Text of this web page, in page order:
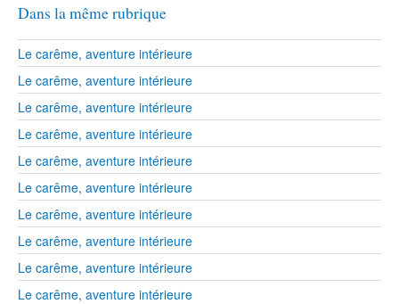
Dans la même rubrique
Le carême, aventure intérieure
Le carême, aventure intérieure
Le carême, aventure intérieure
Le carême, aventure intérieure
Le carême, aventure intérieure
Le carême, aventure intérieure
Le carême, aventure intérieure
Le carême, aventure intérieure
Le carême, aventure intérieure
Le carême, aventure intérieure